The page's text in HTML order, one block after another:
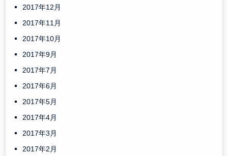
2017年12月
2017年11月
2017年10月
2017年9月
2017年7月
2017年6月
2017年5月
2017年4月
2017年3月
2017年2月